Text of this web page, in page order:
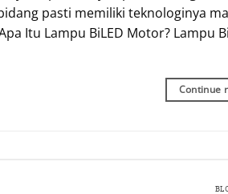
pasti memiliki teknologinya
Itu Lampu BiLED Motor?
Continue